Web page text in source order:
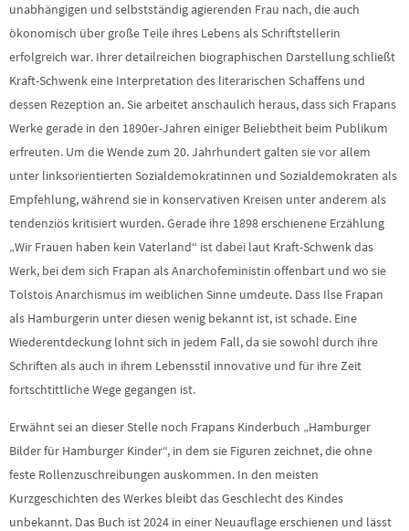
unabhängigen und selbstständig agierenden Frau nach, die auch
ökonomisch über große Teile ihres Lebens als Schriftstellerin
erfolgreich war. Ihrer detailreichen biographischen Darstellung schließt
Kraft-Schwenk eine Interpretation des literarischen Schaffens und
dessen Rezeption an. Sie arbeitet anschaulich heraus, dass sich Frapans
Werke gerade in den 1890er-Jahren einiger Beliebtheit beim Publikum
erfreuten. Um die Wende zum 20. Jahrhundert galten sie vor allem
unter linksorientierten Sozialdemokratinnen und Sozialdemokraten als
Empfehlung, während sie in konservativen Kreisen unter anderem als
tendenziös kritisiert wurden. Gerade ihre 1898 erschienene Erzählung
„Wir Frauen haben kein Vaterland“ ist dabei laut Kraft-Schwenk das
Werk, bei dem sich Frapan als Anarchofeministin offenbart und wo sie
Tolstois Anarchismus im weiblichen Sinne umdeute. Dass Ilse Frapan
als Hamburgerin unter diesen wenig bekannt ist, ist schade. Eine
Wiederentdeckung lohnt sich in jedem Fall, da sie sowohl durch ihre
Schriften als auch in ihrem Lebensstil innovative und für ihre Zeit
fortschtittliche Wege gegangen ist.
Erwähnt sei an dieser Stelle noch Frapans Kinderbuch „Hamburger
Bilder für Hamburger Kinder“, in dem sie Figuren zeichnet, die ohne
feste Rollenzuschreibungen auskommen. In den meisten
Kurzgeschichten des Werkes bleibt das Geschlecht des Kindes
unbekannt. Das Buch ist 2024 in einer Neuauflage erschienen und lässt